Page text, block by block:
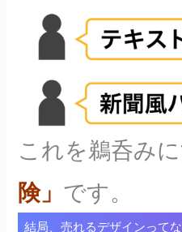
これを鵜呑み
険」 です。
結局、売れるデザインってな